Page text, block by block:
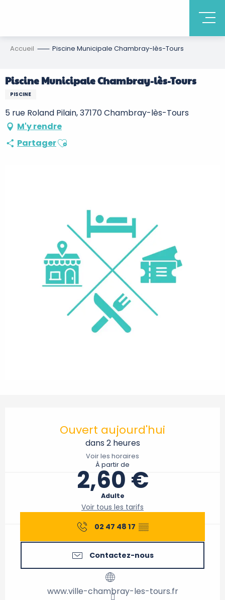
Accueil Piscine Municipale Chambray-lès-Tours
Piscine Municipale Chambray-lès-Tours
PISCINE
5 rue Roland Pilain, 37170 Chambray-lès-Tours
M'y rendre
PartagerAjouter aux favoris
Ouvert aujourd'hui
dans 2 heures
Voir les horaires
À partir de
2,60 €
Adulte
Voir tous les tarifs
02 47 48 17 ▒▒
Contactez-nous
www.ville-chambray-les-tours.fr